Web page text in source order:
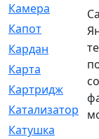
Камера
Капот
Кардан
Карта
Картридж
Катализатор
Катушка